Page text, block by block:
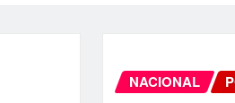
PORTADA